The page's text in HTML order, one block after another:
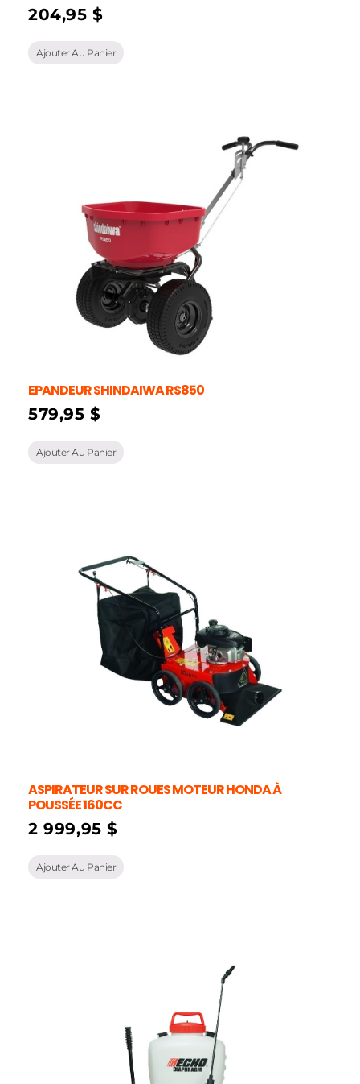
204,95$
Ajouter Au Panier
EPANDEUR SHINDAIWA RS850
579,95$
Ajouter Au Panier
ASPIRATEUR SUR ROUES MOTEUR HONDA À
POUSSÉE 160CC
2 999,95$
Ajouter Au Panier